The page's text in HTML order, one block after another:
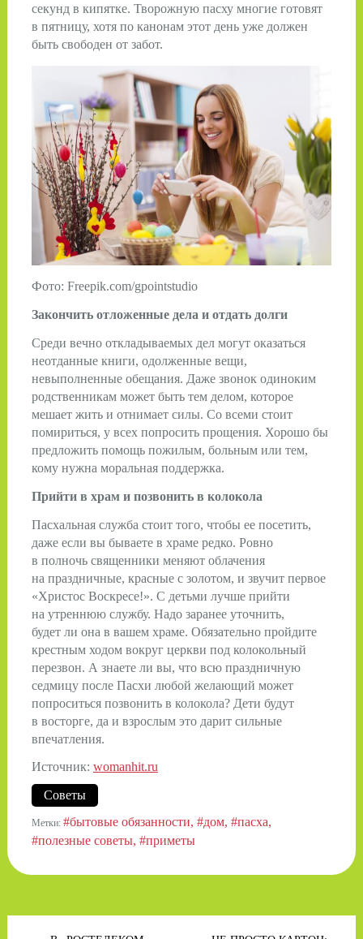
секунд в кипятке. Творожную пасху многие готовят
в пятницу, хотя по канонам этот день уже должен
быть свободен от забот.
Фото: Freepik.com/gpointstudio
Закончить отложенные дела и отдать долги
Среди вечно откладываемых дел могут оказаться
неотданные книги, одолженные вещи,
невыполненные обещания. Даже звонок одиноким
родственникам может быть тем делом, которое
мешает жить и отнимает силы. Со всеми стоит
помириться, у всех попросить прощения. Хорошо бы
предложить помощь пожилым, больным или тем,
кому нужна моральная поддержка.
Прийти в храм и позвонить в колокола
Пасхальная служба стоит того, чтобы ее посетить,
даже если вы бываете в храме редко. Ровно
в полночь священники меняют облачения
на праздничные, красные с золотом, и звучит первое
«Христос Воскресе!». С детьми лучше прийти
на утреннюю службу. Надо заранее уточнить,
будет ли она в вашем храме. Обязательно пройдите
крестным ходом вокруг церкви под колокольный
перезвон. А знаете ли вы, что всю праздничную
седмицу после Пасхи любой желающий может
попроситься позвонить в колокола? Дети будут
в восторге, да и взрослым это дарит сильные
впечатления.
Источник: womanhit.ru
Советы
Метки: #бытовые обязанности #дом #пасха
#полезные советы #приметы